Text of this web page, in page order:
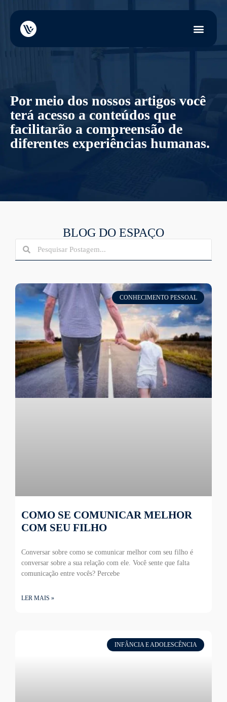
Por meio dos nossos artigos você
terá acesso a conteúdos que
facilitarão a compreensão de
diferentes experiências humanas.
BLOG DO ESPAÇO
CONHECIMENTO PESSOAL
COMO SE COMUNICAR MELHOR
COM SEU FILHO
Conversar sobre como se comunicar melhor com seu filho é
conversar sobre a sua relação com ele. Você sente que falta
comunicação entre vocês? Percebe
LER MAIS »
INFÂNCIA E ADOLESCÊNCIA